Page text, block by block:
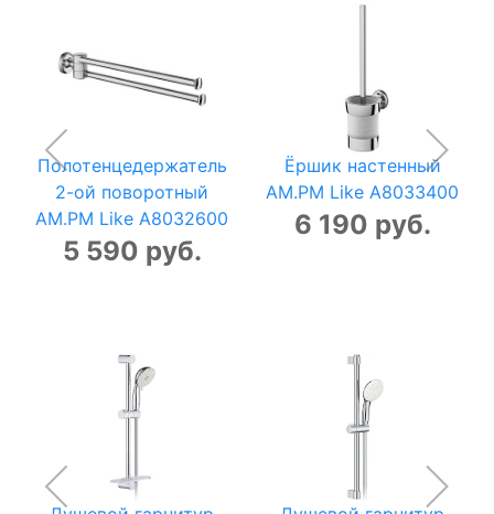
Полотенцедержатель
2-ой поворотный
AM.PM Like A8032600
5 590 руб.
Ёршик настенный
AM.PM Like A8033400
6 190 руб.